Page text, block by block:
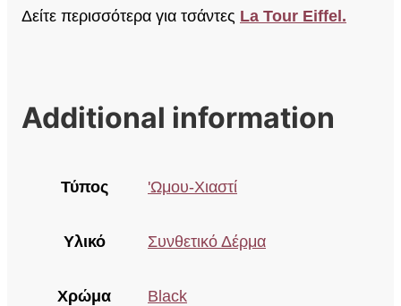
Δείτε περισσότερα για τσάντες La Tour Eiffel.
Additional information
Τύπος 'Ωμου-Χιαστί
Υλικό Συνθετικό Δέρμα
Χρώμα Black